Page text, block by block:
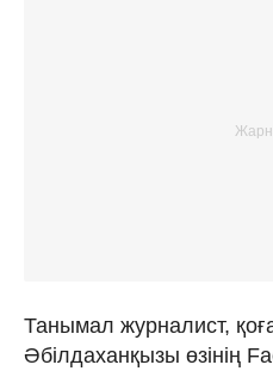
Танымал журналист,
Әбілдаханқызы өзінің